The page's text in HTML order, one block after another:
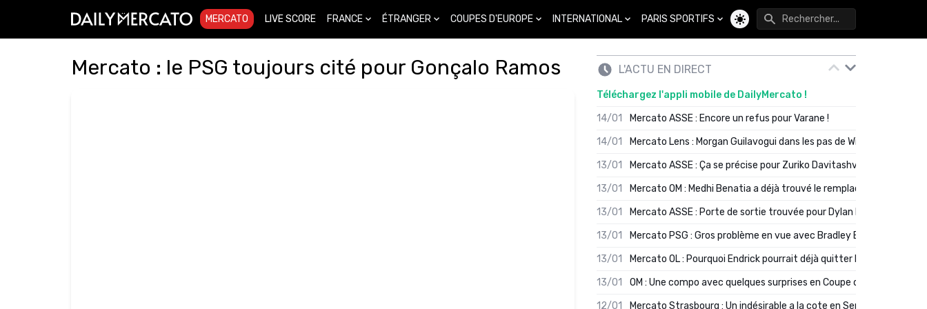
MERCATO LIVE SCORE FRANCE ÉTRANGER COUPES D'EUROPE INTERNATIONAL PARIS SPORTIFS
Changer de thème
Mercato : le PSG toujours cité pour Gonçalo Ramos L'ACTU EN DIRECT
Téléchargez l'appli mobile de DailyMercato !
14/01
Mercato ASSE : Encore un refus pour Varane !
14/01
Mercato Lens : Morgan Guilavogui dans les pas de Will Still ?
13/01
Mercato ASSE : Ça se précise pour Zuriko Davitashvili
13/01
Mercato OM : Medhi Benatia a déjà trouvé le remplaçant de Robinio
13/01
Mercato ASSE : Porte de sortie trouvée pour Dylan Batubinsika
13/01
Mercato PSG : Gros problème en vue avec Bradley Barcola ?
13/01
Mercato OL : Pourquoi Endrick pourrait déjà quitter Lyon en janvier
13/01
OM : Une compo avec quelques surprises en Coupe de France
12/01
Mercato Strasbourg : Un indésirable a la cote en Serie A